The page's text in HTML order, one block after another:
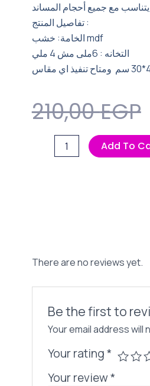
يتناسب مع جميع أحجام المساند
تفاصيل المنتج :
الخامة: خشب mdf
التخانه : 6ملى مش 4 ملي
210,00EGP
Add To
There are no reviews yet.
Your email address will
Your rating*
Your review*